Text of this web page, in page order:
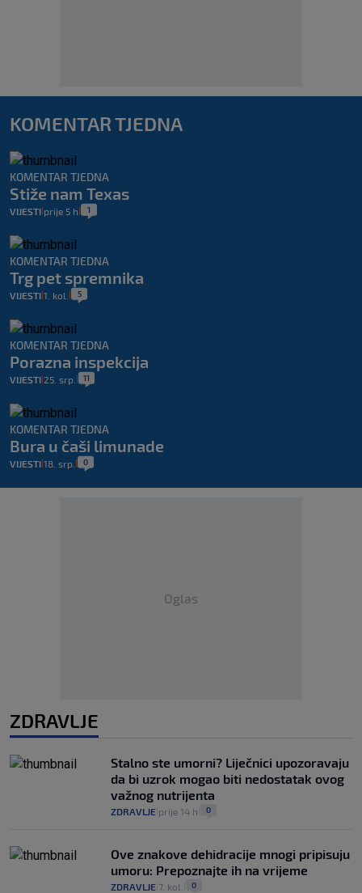
KOMENTAR TJEDNA
KOMENTAR TJEDNA
Stiže nam Texas
VIJESTI prije 5 h 1
KOMENTAR TJEDNA
Trg pet spremnika
VIJESTI 1. kol. 5
KOMENTAR TJEDNA
Porazna inspekcija
VIJESTI 25. srp. 11
KOMENTAR TJEDNA
Bura u čaši limunade
VIJESTI 18. srp. 0
Oglas
ZDRAVLJE
Stalno ste umorni? Liječnici upozoravaju
da bi uzrok mogao biti nedostatak ovog
važnog nutrijenta
ZDRAVLJE prije 14 h 0
Ove znakove dehidracije mnogi pripisuju
umoru: Prepoznajte ih na vrijeme
ZDRAVLJE 7. kol. 0